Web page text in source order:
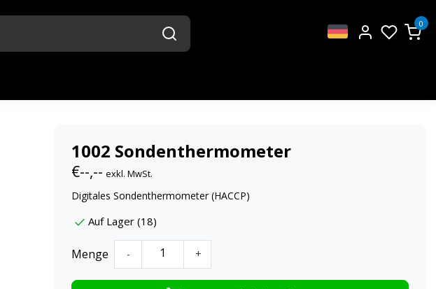
0
1002 Sondenthermometer
€--,-- exkl. MwSt.
Digitales Sondenthermometer (HACCP)
Auf Lager (18)
Menge - +